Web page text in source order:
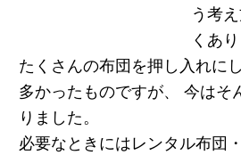
う考
くあ
たくさんの布団を押し入れに
多かったものですが、 今はそ
りました。
必要なときにはレンタル布団